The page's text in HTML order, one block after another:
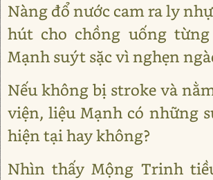
Nàng đổ nước cam ra ly
hút cho chồng uống
Mạnh suýt sặc vì nghẹn
Nếu không bị stroke và
viện, liệu Mạnh có những
hiện tại hay không?
Nhìn thấy Mộng Trinh